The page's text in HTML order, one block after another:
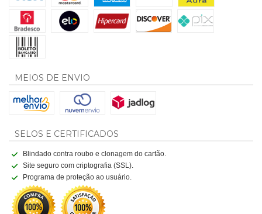
MEIOS DE ENVIO
SELOS E CERTIFICADOS
Blindado contra roubo e clonagem do cartão.
Site seguro com criptografia (SSL).
Programa de proteção ao usuário.